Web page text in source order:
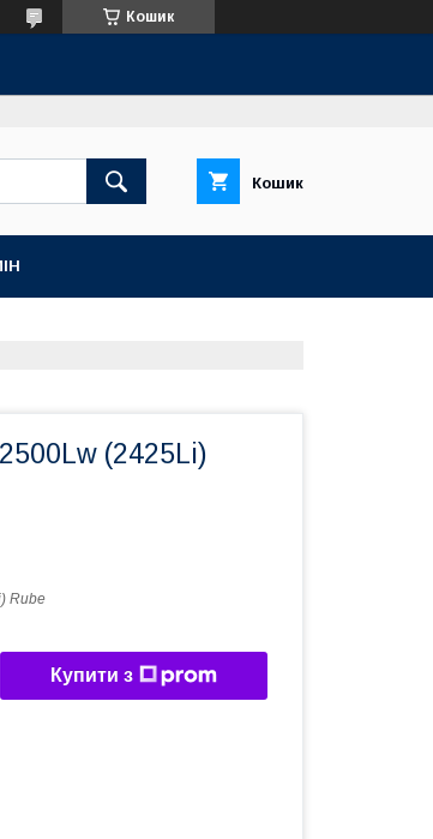
Кошик
Кошик
(2425Li)
Rube
Купити з